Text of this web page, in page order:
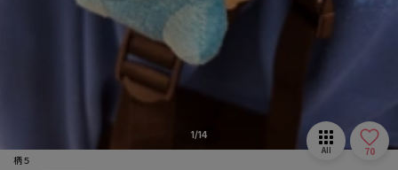
All 70
1/14
柄５